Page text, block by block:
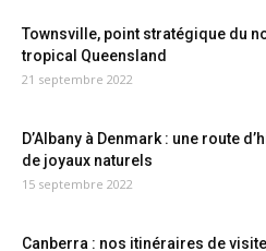
Townsville, point stratégique du
tropical Queensland
21 septembre 2022
D’Albany à Denmark : une route
de joyaux naturels
15 septembre 2022
Canberra : nos itinéraires de